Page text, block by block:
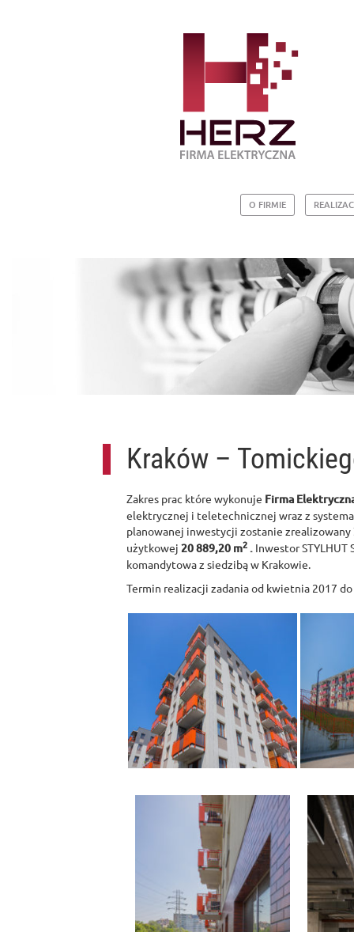
O FIRMIE
Kraków –
Zakres prac które wykonuje Firma
elektrycznej i teletechnicznej wraz z
planowanej inwestycji zostanie zrealizowany
użytkowej 20 889,20 m2. Inwestor STYLHUT
komandytowa z siedzibą w Krakowie.
Termin realizacji zadania od kwietnia 2017